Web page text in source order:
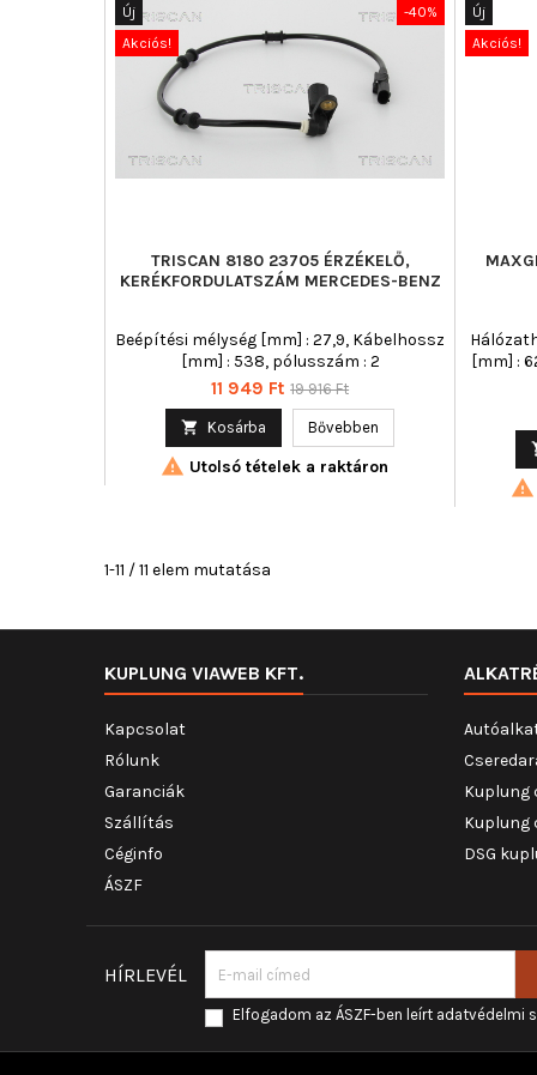
-40%
Új
Akciós!
TRISCAN 8180 23705 ÉRZÉKELŐ,
KERÉKFORDULATSZÁM MERCEDES-BENZ
Beépítési mélység [mm] : 27,9, Kábelhossz
[mm] : 538, pólusszám : 2
Ár
11 949 Ft Normál
19 916 Ft
 Kosárba Bővebben
 Utolsó tételek a raktáron
Új
Akciós!
[mm] :

1-11 / 11 elem mutatása
KUPLUNG VIAWEB KFT.
Kapcsolat
Rólunk
Garanciák
Szállítás
Céginfo
ÁSZF
Kuplung
Kuplung
DSG
HÍRLEVÉL
Elfogadom az ÁSZF-ben leírt adatvédelmi